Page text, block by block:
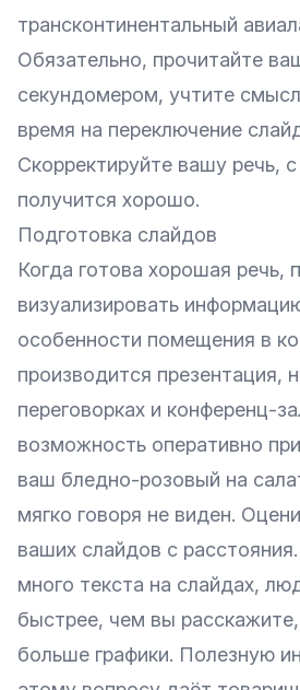
трансконтинентальный
Обязательно, прочитайте
секундомером, учтите
время на переключение
Скорректируйте вашу речь,
получится хорошо.
Подготовка слайдов
Когда готова хорошая речь,
визуализировать
особенности помещения в
производится презентация,
переговорках и конференц-
возможность оперативно
ваш бледно-розовый на
мягко говоря не виден.
ваших слайдов с
много текста на слайдах,
быстрее, чем вы
больше графики. Полезную